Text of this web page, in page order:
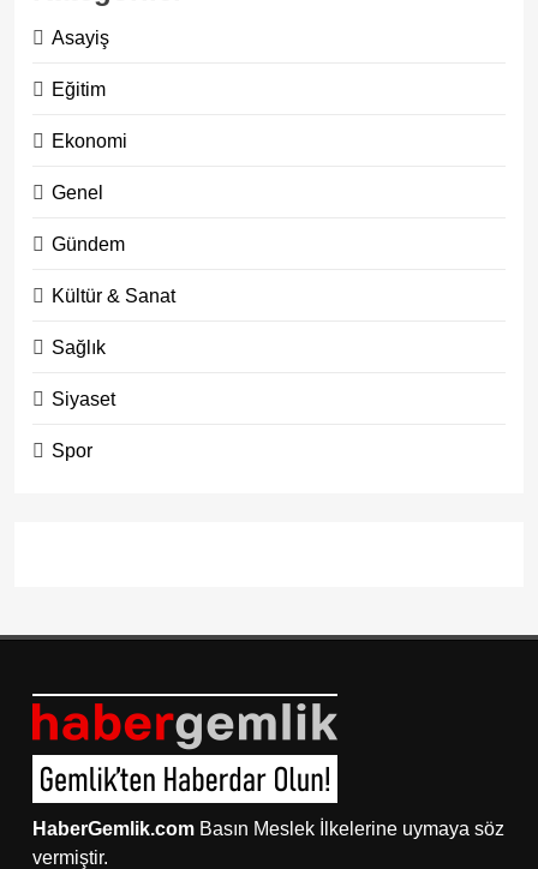
Asayiş
Eğitim
Ekonomi
Genel
Gündem
Kültür & Sanat
Sağlık
Siyaset
Spor
HaberGemlik.com Basın Meslek İlkelerine uymaya söz
vermiştir.